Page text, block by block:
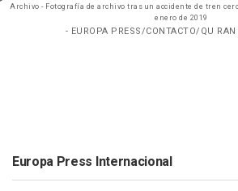
Archivo - Fotografía de archivo tras un accidente de tren
enero de 2019
- EUROPA PRESS/CONTACTO/QU RAN
Europa Press Internacional